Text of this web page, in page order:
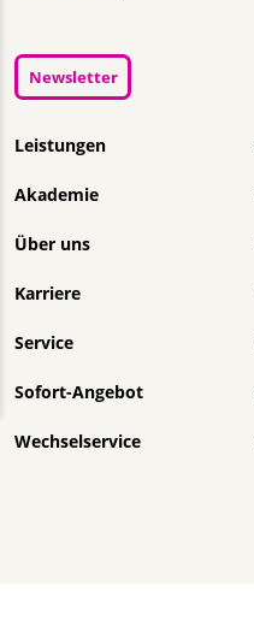
Navigation überspringen
Leistungen
Akademie
Über uns
Karriere
Service
Sofort-Angebot
Wechselservice
Newsletter